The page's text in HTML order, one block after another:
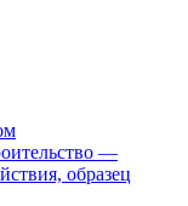
—
образец